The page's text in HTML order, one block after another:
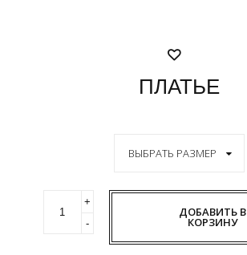
ПЛАТЬЕ
ДОБАВИТЬ В
КОРЗИНУ